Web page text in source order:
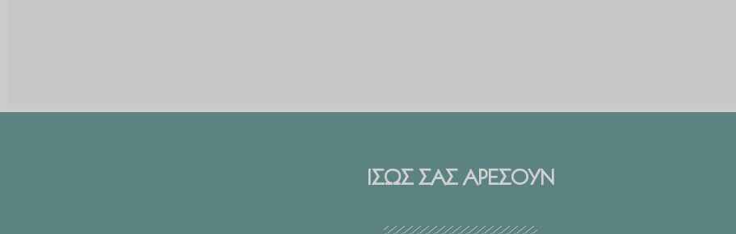
ΙΣΩΣ ΣΑΣ ΑΡΕΣΟΥΝ